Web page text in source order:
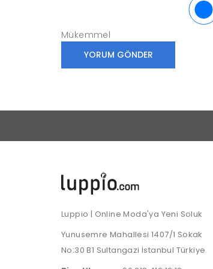
Mükemmel
Luppio | Online Moda'ya Yeni Soluk
Yunusemre Mahallesi 1407/1 Sokak
No:30 B1 Sultangazi İstanbul Türkiye